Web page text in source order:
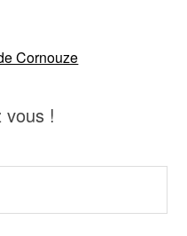
Cornouze
vous !